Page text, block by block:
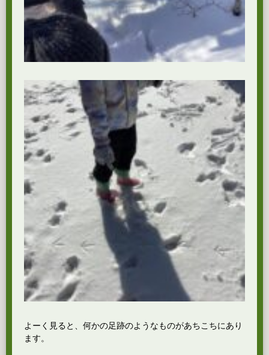
よーく見ると、何かの足跡のようなものがあちこちにあり
ます。